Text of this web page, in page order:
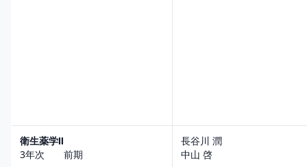
衛生薬学Ⅱ
3年次 前期
長谷川 潤
中山 啓